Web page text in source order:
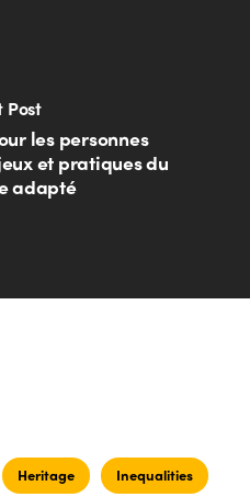
Post
les personnes
et pratiques du
adapté
Heritage Inequalities